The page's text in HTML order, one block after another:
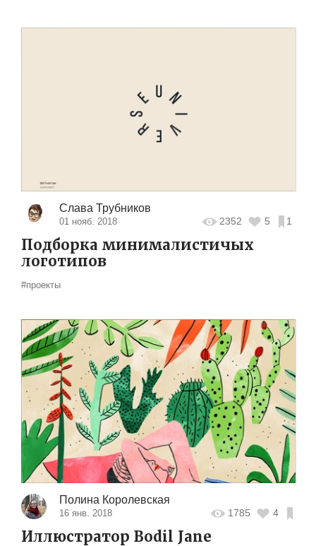
Слава Трубников
01 нояб. 2018 2352 5 1
Подборка минималистичых
логотипов
#проекты
Полина Королевская
16 янв. 2018 1785 4
Иллюстратор Bodil Jane